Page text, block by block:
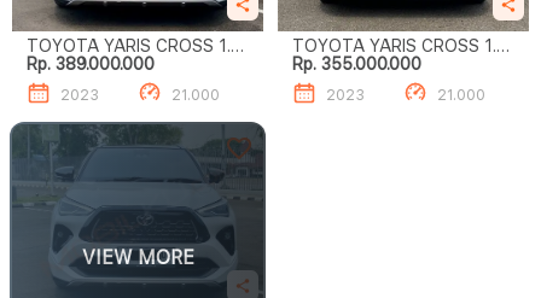
TOYOTA YARIS CROSS 1.5
S GR HV TSS
Rp. 389.000.000
2023 21.000
TOYOTA YARIS CROSS 1.5
S GR HV TSS
Rp. 355.000.000
2023 21.000
VIEW MORE